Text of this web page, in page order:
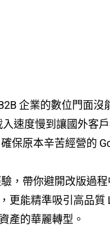
企業的數位門面
速度慢到讓國外客
保原本辛苦經營的
，帶你避開改版過
更能精準吸引高品
產的華麗轉型。